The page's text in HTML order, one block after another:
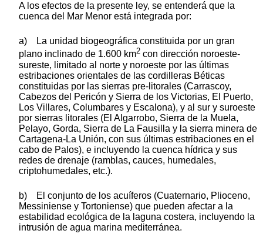
A los efectos de la presente ley, se entenderá que la
cuenca del Mar Menor está integrada por:
a) La unidad biogeográfica constituida por un gran
plano inclinado de 1.600 km2 con dirección noroeste-
sureste, limitado al norte y noroeste por las últimas
estribaciones orientales de las cordilleras Béticas
constituidas por las sierras pre-litorales (Carrascoy,
Cabezos del Pericón y Sierra de los Victorias, El Puerto,
Los Villares, Columbares y Escalona), y al sur y suroeste
por sierras litorales (El Algarrobo, Sierra de la Muela,
Pelayo, Gorda, Sierra de La Fausilla y la sierra minera de
Cartagena-La Unión, con sus últimas estribaciones en el
cabo de Palos), e incluyendo la cuenca hídrica y sus
redes de drenaje (ramblas, cauces, humedales,
criptohumedales, etc.).
b) El conjunto de los acuíferos (Cuaternario, Plioceno,
Messiniense y Tortoniense) que pueden afectar a la
estabilidad ecológica de la laguna costera, incluyendo la
intrusión de agua marina mediterránea.